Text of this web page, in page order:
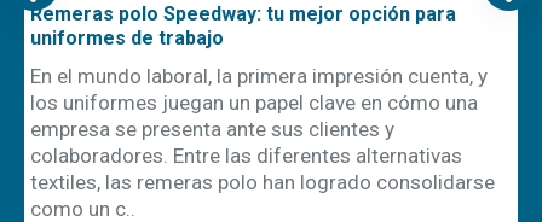
Remeras polo Speedway: tu mejor opción para
uniformes de trabajo
En el mundo laboral, la primera impresión cuenta, y
los uniformes juegan un papel clave en cómo una
empresa se presenta ante sus clientes y
colaboradores. Entre las diferentes alternativas
textiles, las remeras polo han logrado consolidarse
como un c..